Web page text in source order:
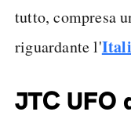
tutto, compresa
riguardante l'
JTC UFO